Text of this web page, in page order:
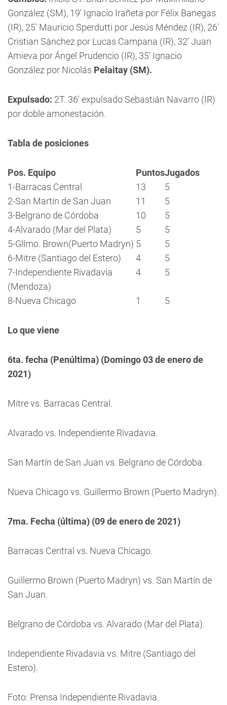
González (SM), 19' Ignacio Irañeta por Félix Banegas
(IR), 25' Mauricio Sperdutti por Jesús Méndez (IR), 26'
Cristian Sánchez por Lucas Campana (IR), 32' Juan
Amieva por Ángel Prudencio (IR), 35' Ignacio
González por Nicolás Pelaitay (SM).
Expulsado: 2T. 36' expulsado Sebastián Navarro (IR)
por doble amonestación.
Tabla de posiciones
Pos. Equipo PuntosJugados
1-Barracas Central
13
5
2-San Martín de San Juan
11
5
3-Belgrano de Córdoba
10
5
4-Alvarado (Mar del Plata)
5
5
5-Gllmo. Brown(Puerto Madryn) 5
5
6-Mitre (Santiago del Estero)
4
5
7-Independiente Rivadavia
(Mendoza)
4 5
8-Nueva Chicago 1 5
Lo que viene
6ta. fecha (Penúltima) (Domingo 03 de enero de
2021)
Mitre vs. Barracas Central.
Alvarado vs. Independiente Rivadavia.
San Martín de San Juan vs. Belgrano de Córdoba.
Nueva Chicago vs. Guillermo Brown (Puerto Madryn).
7ma. Fecha (última) (09 de enero de 2021)
Barracas Central vs. Nueva Chicago.
Guillermo Brown (Puerto Madryn) vs. San Martín de
San Juan.
Belgrano de Córdoba vs. Alvarado (Mar del Plata).
Independiente Rivadavia vs. Mitre (Santiago del
Estero).
Foto: Prensa Independiente Rivadavia.